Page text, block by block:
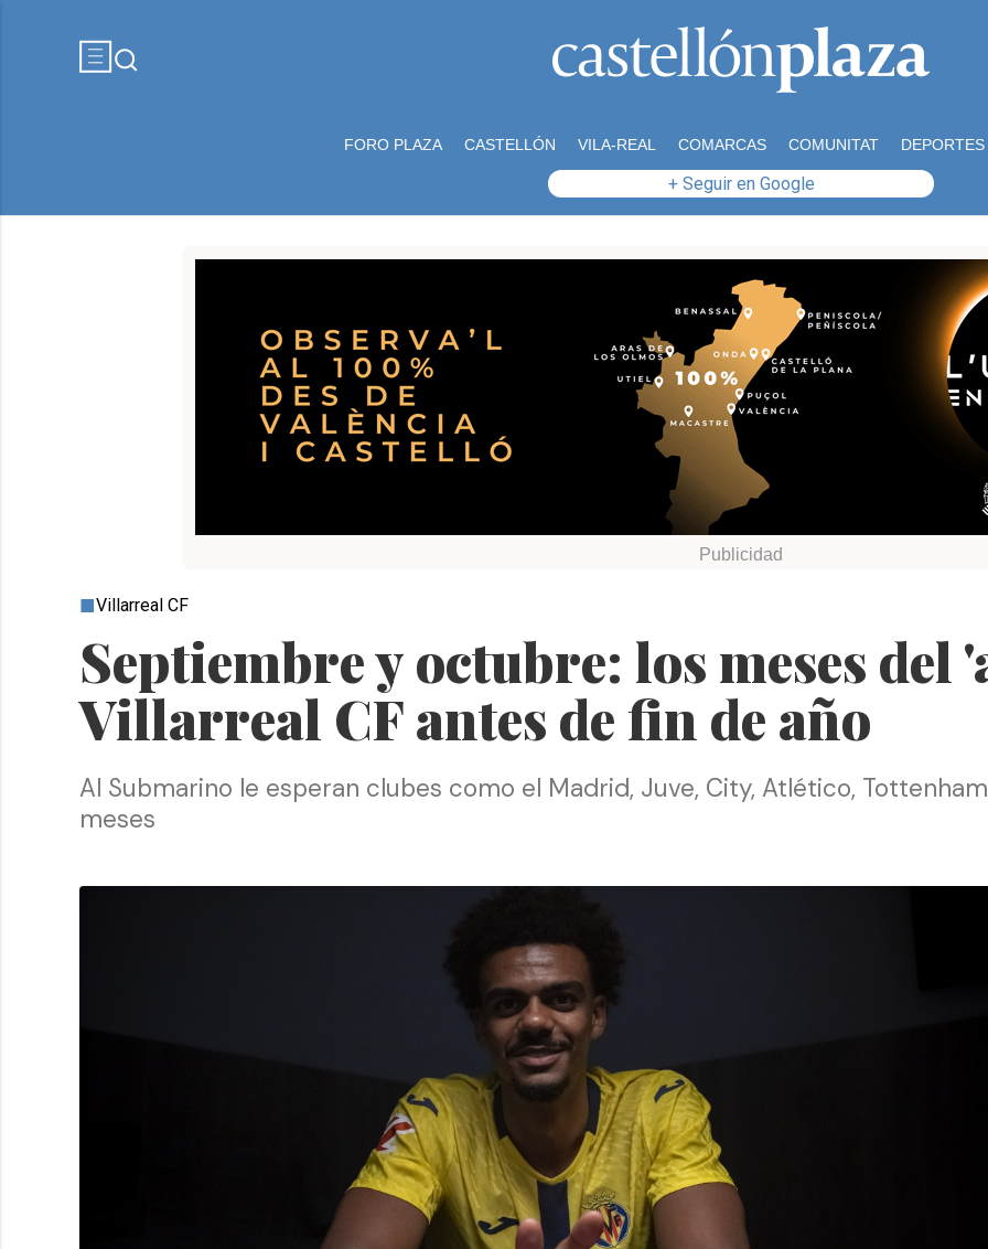
FORO PLAZA CASTELLÓN VILA-REAL COMARCAS COMUNITAT DEPORTES
+ Seguir en Google
Septiembre y octubre: los meses del
Villarreal CF antes de fin de año
Villarreal CF
Al Submarino le esperan clubes como el Madrid, Juve, City, Atlético,
meses